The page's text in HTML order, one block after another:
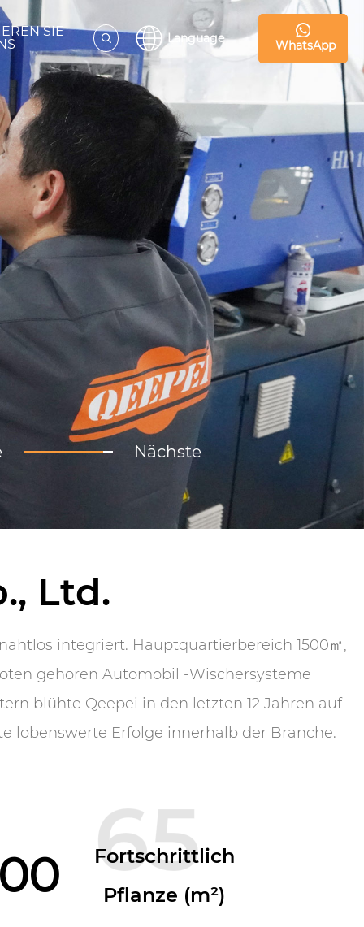
SIE
Language WhatsApp
Nächste
Ltd.
integriert. Hauptquartierbereich 1500㎡,
gehören Automobil -Wischersysteme
blühte Qeepei in den letzten 12 Jahren auf
lobenswerte Erfolge innerhalb der Branche.
Fortschrittlich
Pflanze (m²)
65